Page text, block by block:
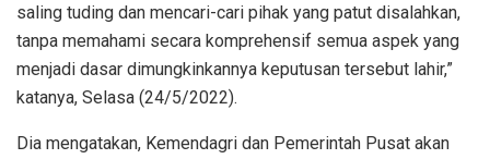
saling tuding dan mencari-cari pihak yang patut disalahkan,
tanpa memahami secara komprehensif semua aspek yang
menjadi dasar dimungkinkannya keputusan tersebut lahir,”
katanya, Selasa (24/5/2022).
Dia mengatakan, Kemendagri dan Pemerintah Pusat akan